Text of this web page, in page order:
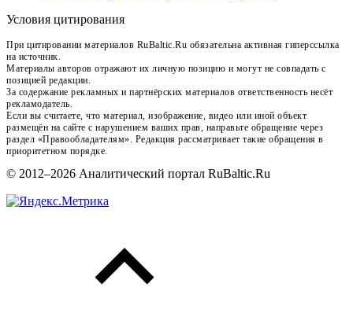
Условия цитирования
При цитировании материалов RuBaltic.Ru обязательна активная гиперссылка
на источник.
Материалы авторов отражают их личную позицию и могут не совпадать с
позицией редакции.
За содержание рекламных и партнёрских материалов ответственность несёт
рекламодатель.
Если вы считаете, что материал, изображение, видео или иной объект
размещён на сайте с нарушением ваших прав, направьте обращение через
раздел «Правообладателям». Редакция рассматривает такие обращения в
приоритетном порядке.
© 2012–2026 Аналитический портал RuBaltic.Ru